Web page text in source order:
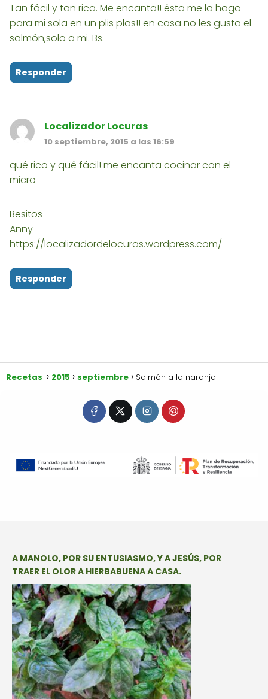
Tan fácil y tan rica. Me encanta!! ésta me la hago
para mi sola en un plis plas!! en casa no les gusta el
salmón,solo a mi. Bs.
Responder
Localizador Locuras
10 septiembre, 2015 a las 16:59
qué rico y qué fácil! me encanta cocinar con el
micro
Besitos
Anny
https://localizadordelocuras.wordpress.com/
Responder
Recetas 2015 septiembre Salmón a la naranja
A MANOLO, POR SU ENTUSIASMO, Y A JESÚS, POR
TRAER EL OLOR A HIERBABUENA A CASA.